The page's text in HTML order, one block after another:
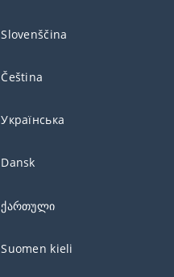
Slovenščina
Čeština
Українська
Dansk
ქართული
Suomen kieli